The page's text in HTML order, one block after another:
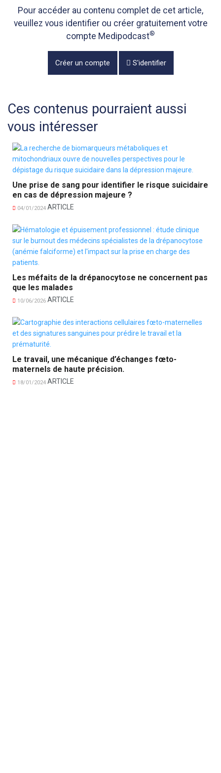
Pour accéder au contenu complet de cet article,
veuillez vous identifier ou créer gratuitement votre
compte Medipodcast®
Créer un compte S'identifier
Ces contenus pourraient aussi
vous intéresser
Une prise de sang pour identifier le risque suicidaire
en cas de dépression majeure ?
04/01/2024 ARTICLE
Les méfaits de la drépanocytose ne concernent pas
que les malades
10/06/2026 ARTICLE
Le travail, une mécanique d’échanges fœto-
maternels de haute précision.
18/01/2024 ARTICLE